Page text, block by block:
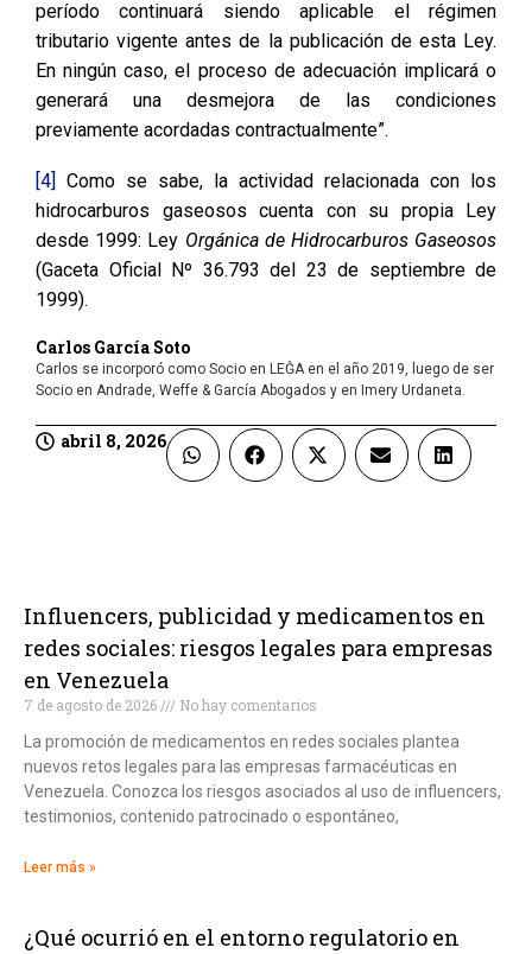
período continuará siendo aplicable el régimen
tributario vigente antes de la publicación de esta Ley.
En ningún caso, el proceso de adecuación implicará o
generará una desmejora de las condiciones
previamente acordadas contractualmente”.
[4]
Como se sabe, la actividad relacionada con los
hidrocarburos gaseosos cuenta con su propia Ley
desde 1999: Ley Orgánica de Hidrocarburos Gaseosos
(Gaceta Oficial Nº 36.793 del 23 de septiembre de
1999).
Carlos García Soto
Carlos se incorporó como Socio en LEĜA en el año 2019, luego de ser
Socio en Andrade, Weffe & García Abogados y en Imery Urdaneta.
abril 8, 2026
Influencers, publicidad y medicamentos en
redes sociales: riesgos legales para empresas
en Venezuela
7 de agosto de 2026
No hay comentarios
La promoción de medicamentos en redes sociales plantea
nuevos retos legales para las empresas farmacéuticas en
Venezuela. Conozca los riesgos asociados al uso de influencers,
testimonios, contenido patrocinado o espontáneo,
Leer más »
¿Qué ocurrió en el entorno regulatorio en